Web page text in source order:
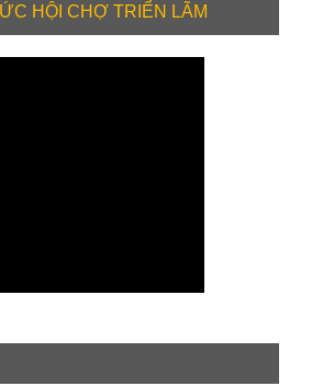
HỘI CHỢ TRIỂN LÃM